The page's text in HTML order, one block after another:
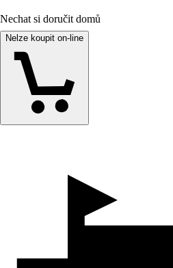
Nechat si doručit domů
Nelze koupit on-line